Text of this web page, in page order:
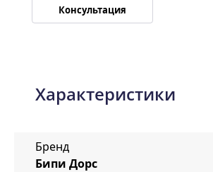
Консультация
Характеристики
Бренд
Бипи Дорс